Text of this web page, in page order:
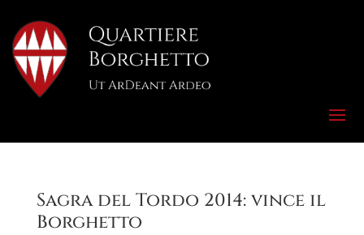
Sagra del Tordo 2014: vince il
Borghetto